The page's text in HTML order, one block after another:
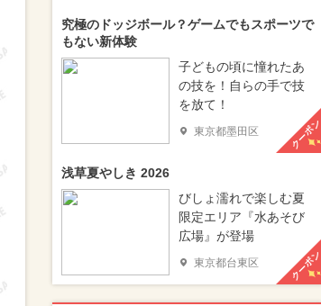
究極のドッジボール？ゲームでもスポーツで
もない新体験
子どもの頃に憧れたあ
の技を！自らの手で技
を放て！
東京都墨田区 クーポン
浅草夏やしき 2026
びしょ濡れで楽しむ夏
限定エリア『水あそび
広場』が登場
東京都台東区 クーポン